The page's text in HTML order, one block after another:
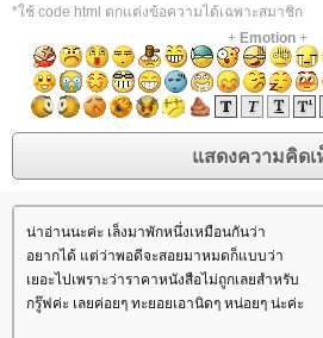
*ใช้ code html ตกแต่งข้อความได้เฉพาะสมาชิก
+ Emotion+
น่าอ่านนะค่ะ เล็งมาพักหนึ่งเหมือนกันว่า
อยากได้ แต่ว่าพอดีจะสอยมาหมดก็แบบว่า
เยอะไปเพราะว่าราคาหนังสือไม่ถูกเลยสำหรับ
กรู๊ฟค่ะ เลยค่อยๆ ทะยอยเอานิดๆ หน่อยๆ น่ะค่ะ